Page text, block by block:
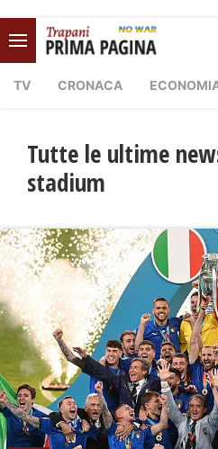
TV CRONACA
Tutte le ultime
stadium